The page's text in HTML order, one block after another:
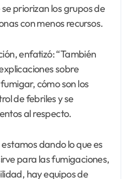
priorizan los grupos de
con menos recursos.
enfatizó: “También
sobre
cómo son los
de febriles y se
al respecto.
dando lo que es
para las fumigaciones,
hay equipos de